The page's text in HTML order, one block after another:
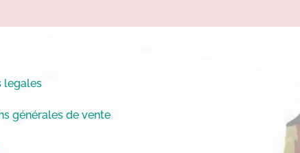
legales
générales de vente